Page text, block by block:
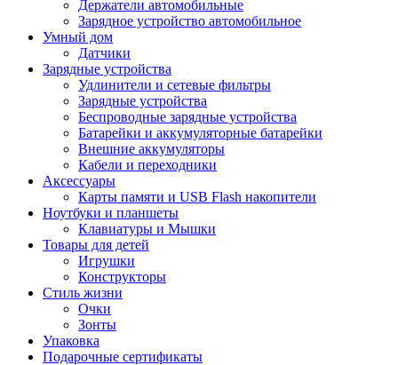
Держатели автомобильные
Зарядное устройство автомобильное
Умный дом
Датчики
Зарядные устройства
Удлинители и сетевые фильтры
Зарядные устройства
Беспроводные зарядные устройства
Батарейки и аккумуляторные батарейки
Внешние аккумуляторы
Кабели и переходники
Аксессуары
Карты памяти и USB Flash накопители
Ноутбуки и планшеты
Клавиатуры и Мышки
Товары для детей
Игрушки
Конструкторы
Стиль жизни
Очки
Зонты
Упаковка
Подарочные сертификаты